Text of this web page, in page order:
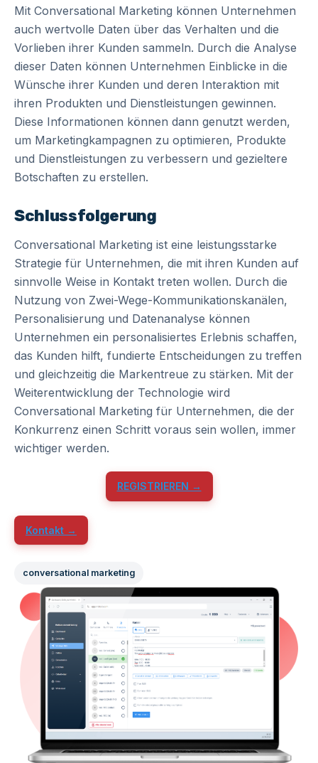
Mit Conversational Marketing können Unternehmen
auch wertvolle Daten über das Verhalten und die
Vorlieben ihrer Kunden sammeln. Durch die Analyse
dieser Daten können Unternehmen Einblicke in die
Wünsche ihrer Kunden und deren Interaktion mit
ihren Produkten und Dienstleistungen gewinnen.
Diese Informationen können dann genutzt werden,
um Marketingkampagnen zu optimieren, Produkte
und Dienstleistungen zu verbessern und gezieltere
Botschaften zu erstellen.
Schlussfolgerung
Conversational Marketing ist eine leistungsstarke
Strategie für Unternehmen, die mit ihren Kunden auf
sinnvolle Weise in Kontakt treten wollen. Durch die
Nutzung von Zwei-Wege-Kommunikationskanälen,
Personalisierung und Datenanalyse können
Unternehmen ein personalisiertes Erlebnis schaffen,
das Kunden hilft, fundierte Entscheidungen zu treffen
und gleichzeitig die Markentreue zu stärken. Mit der
Weiterentwicklung der Technologie wird
Conversational Marketing für Unternehmen, die der
Konkurrenz einen Schritt voraus sein wollen, immer
wichtiger werden.
REGISTRIEREN →
Kontakt →
conversational marketing